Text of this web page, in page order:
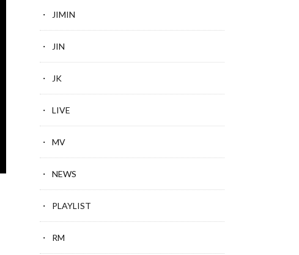
JIMIN
JIN
JK
LIVE
MV
NEWS
PLAYLIST
RM